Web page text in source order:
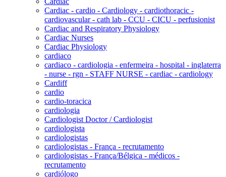
Cardiac - cardio - Cardiology - cardiothoracic -
cardiovascular - cath lab - CCU - CICU - perfusionist
Cardiac and Respiratory Physiology
Cardiac Nurses
Cardiac Physiology
cardiaco
cardiaco - cardiologia - enfermeira - hospital - inglaterra
- nurse - rgn - STAFF NURSE - cardiac - cardiology
Cardiff
cardio
cardio-toracica
cardiologia
Cardiologist Doctor / Cardiologist
cardiologista
cardiologistas
cardiologistas - França - recrutamento
cardiologistas - França/Bélgica - médicos -
recrutamento
cardiólogo